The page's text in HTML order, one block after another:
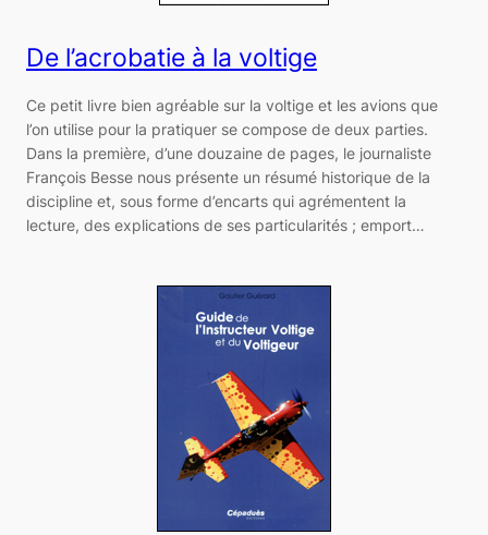
De l’acrobatie à la voltige
Ce petit livre bien agréable sur la voltige et les avions que
l’on utilise pour la pratiquer se compose de deux parties.
Dans la première, d’une douzaine de pages, le journaliste
François Besse nous présente un résumé historique de la
discipline et, sous forme d’encarts qui agrémentent la
lecture, des explications de ses particularités ; emport…